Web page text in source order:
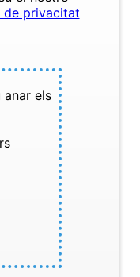
de privacitat
anar els